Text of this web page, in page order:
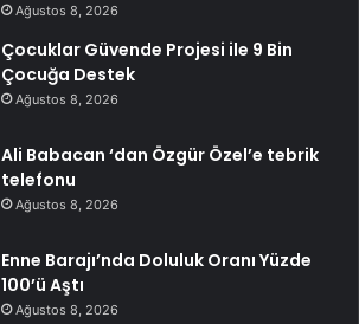
Ağustos 8, 2026
Çocuklar Güvende Projesi ile 9 Bin
Çocuğa Destek
Ağustos 8, 2026
Ali Babacan ‘dan Özgür Özel’e tebrik
telefonu
Ağustos 8, 2026
Enne Barajı’nda Doluluk Oranı Yüzde
100’ü Aştı
Ağustos 8, 2026